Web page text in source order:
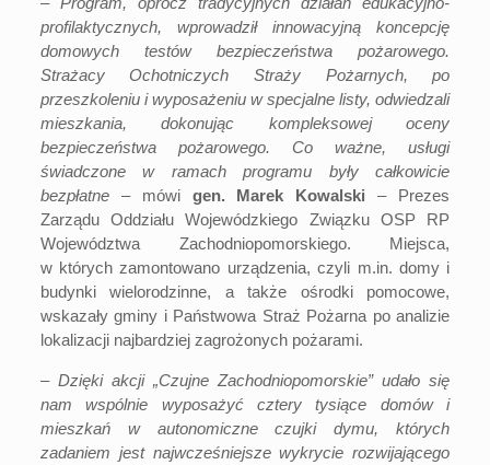
profilaktycznych, wprowadził innowacyjną koncepcję
domowych testów bezpieczeństwa pożarowego.
Strażacy Ochotniczych Straży Pożarnych, po
przeszkoleniu i wyposażeniu w specjalne listy, odwiedzali
mieszkania, dokonując kompleksowej oceny
bezpieczeństwa pożarowego. Co ważne, usługi
świadczone w ramach programu były całkowicie
bezpłatne– mówi gen. Marek Kowalski – Prezes
Zarządu Oddziału Wojewódzkiego Związku OSP RP
Województwa Zachodniopomorskiego. Miejsca,
w których zamontowano urządzenia, czyli m.in. domy i
budynki wielorodzinne, a także ośrodki pomocowe,
wskazały gminy i Państwowa Straż Pożarna po analizie
lokalizacji najbardziej zagrożonych pożarami.
– Dzięki akcji „Czujne Zachodniopomorskie” udało się
nam wspólnie wyposażyć cztery tysiące domów i
mieszkań w autonomiczne czujki dymu, których
zadaniem jest najwcześniejsze wykrycie rozwijającego